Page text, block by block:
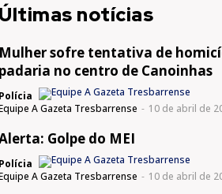
Últimas notícias
Mulher sofre tentativa de
padaria no centro de Canoinhas
Polícia
A Gazeta Tresbarrense - 10 de abril de
Golpe do MEI
Polícia
A Gazeta Tresbarrense - 10 de abril de